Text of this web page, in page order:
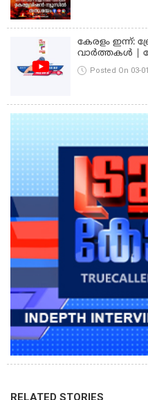
കേരളം ഇന്ന്:
വാർത്തകൾ |
Posted On 03-
RELATED STORIES